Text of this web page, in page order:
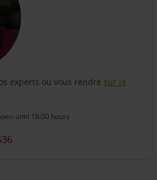
experts ou vous rendre sur la
until 18:00 hours